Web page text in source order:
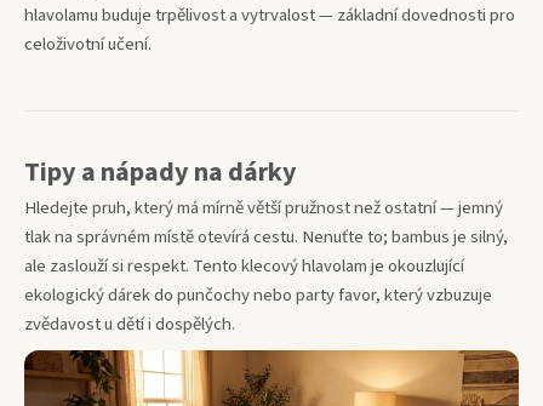
hlavolamu buduje trpělivost a vytrvalost — základní dovednosti pro
celoživotní učení.
Tipy a nápady na dárky
Hledejte pruh, který má mírně větší pružnost než ostatní — jemný
tlak na správném místě otevírá cestu. Nenuťte to; bambus je silný,
ale zaslouží si respekt. Tento klecový hlavolam je okouzlující
ekologický dárek do punčochy nebo party favor, který vzbuzuje
zvědavost u dětí i dospělých.